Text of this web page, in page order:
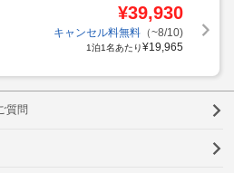
¥39,930
キャンセル料無料（~8/10)
1泊1名あたり¥19,965